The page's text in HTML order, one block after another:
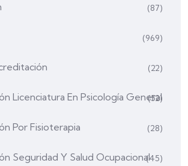
(87)
(969)
(22)
Licenciatura En Psicología General
(52)
Por Fisioterapia (28)
Seguridad Y Salud Ocupacional(45)